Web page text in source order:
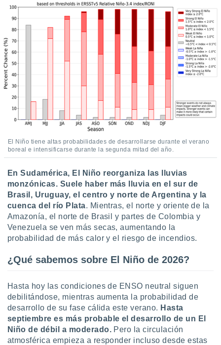
El Niño tiene altas probabilidades de desarrollarse durante el verano
boreal e intensificarse durante la segunda mitad del año.
En Sudamérica, El Niño reorganiza las lluvias
monzónicas. Suele haber más lluvia en el sur de
Brasil, Uruguay, el centro y norte de Argentina y la
cuenca del río Plata. Mientras, el norte y oriente de la
Amazonía, el norte de Brasil y partes de Colombia y
Venezuela se ven más secas, aumentando la
probabilidad de más calor y el riesgo de incendios.
¿Qué sabemos sobre El Niño de 2026?
Hasta hoy las condiciones de ENSO neutral siguen
debilitándose, mientras aumenta la probabilidad de
desarrollo de su fase cálida este verano. Hasta
septiembrees más probable el desarrollo de un El
Niño de débil a moderado. Pero la circulación
atmosférica empieza a responder incluso desde estas